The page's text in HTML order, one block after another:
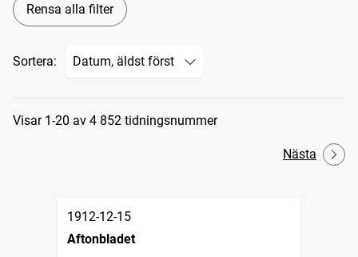
Rensa alla filter
Sortera:
Sökresultat
Visar 1-20 av 4 852 tidningsnummer
Nästa
1912-12-15
Aftonbladet